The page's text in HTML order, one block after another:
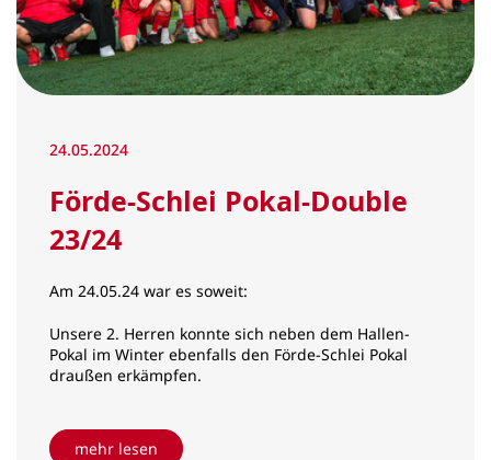
24.05.2024
Förde-Schlei Pokal-Double
23/24
Am 24.05.24 war es soweit:
Unsere 2. Herren konnte sich neben dem Hallen-
Pokal im Winter ebenfalls den Förde-Schlei Pokal
draußen erkämpfen.
mehr lesen